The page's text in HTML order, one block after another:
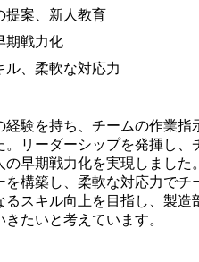
提案、新人教育
期戦力化
ル、柔軟な対応力
験を持ち、チームの作業指
リーダーシップを発揮し、
早期戦力化を実現しました
構築し、柔軟な対応力でチ
スキル向上を目指し、製造
たいと考えています。